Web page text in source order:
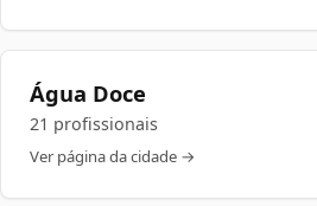
Água Doce
21 profissionais
Ver página da cidade →